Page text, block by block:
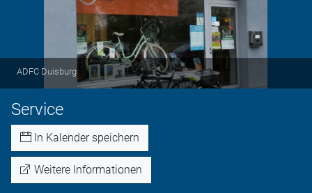
ADFC Duisburg
Service
In Kalender speichern
Weitere Informationen